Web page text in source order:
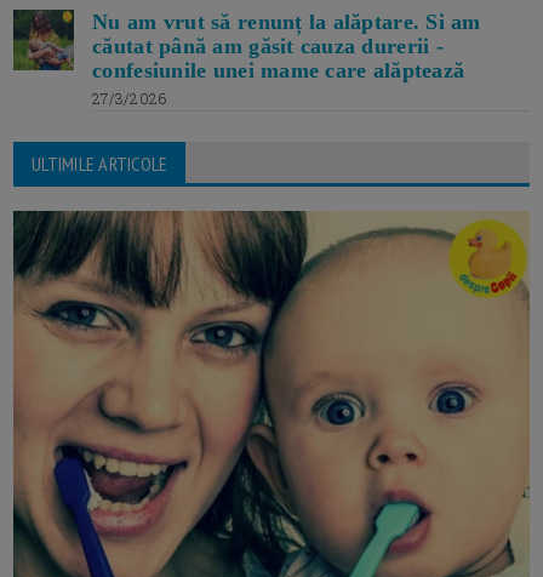
Nu am vrut să renunț la alăptare. Si am
căutat până am găsit cauza durerii -
confesiunile unei mame care alăptează
27/3/2026
ULTIMILE ARTICOLE